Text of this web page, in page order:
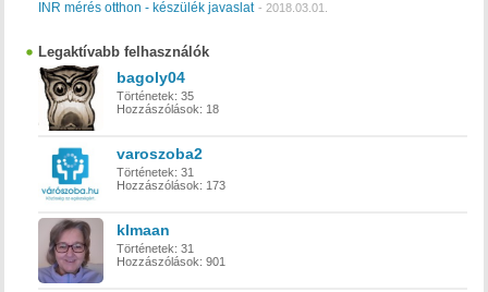
INR mérés otthon - készülék javaslat - 2018.03.01.
Legaktívabb felhasználók
bagoly04
Történetek: 35
Hozzászólások: 18
varoszoba2
Történetek: 31
Hozzászólások: 173
klmaan
Történetek: 31
Hozzászólások: 901